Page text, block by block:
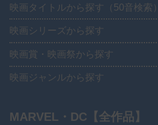
映画タイトルから探す（50音検索）
映画シリーズから探す
映画賞・映画祭から探す
映画ジャンルから探す
MARVEL・DC【全作品】